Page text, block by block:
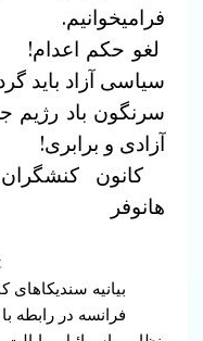
فرامیخوانیم.
لغو حکم
سياسی آزاد باید
سرنگون باد
آزادی و برابری!
کانون
هانوفر
Reading
بیانیه سندیکاهای
فرانسه در رابطه